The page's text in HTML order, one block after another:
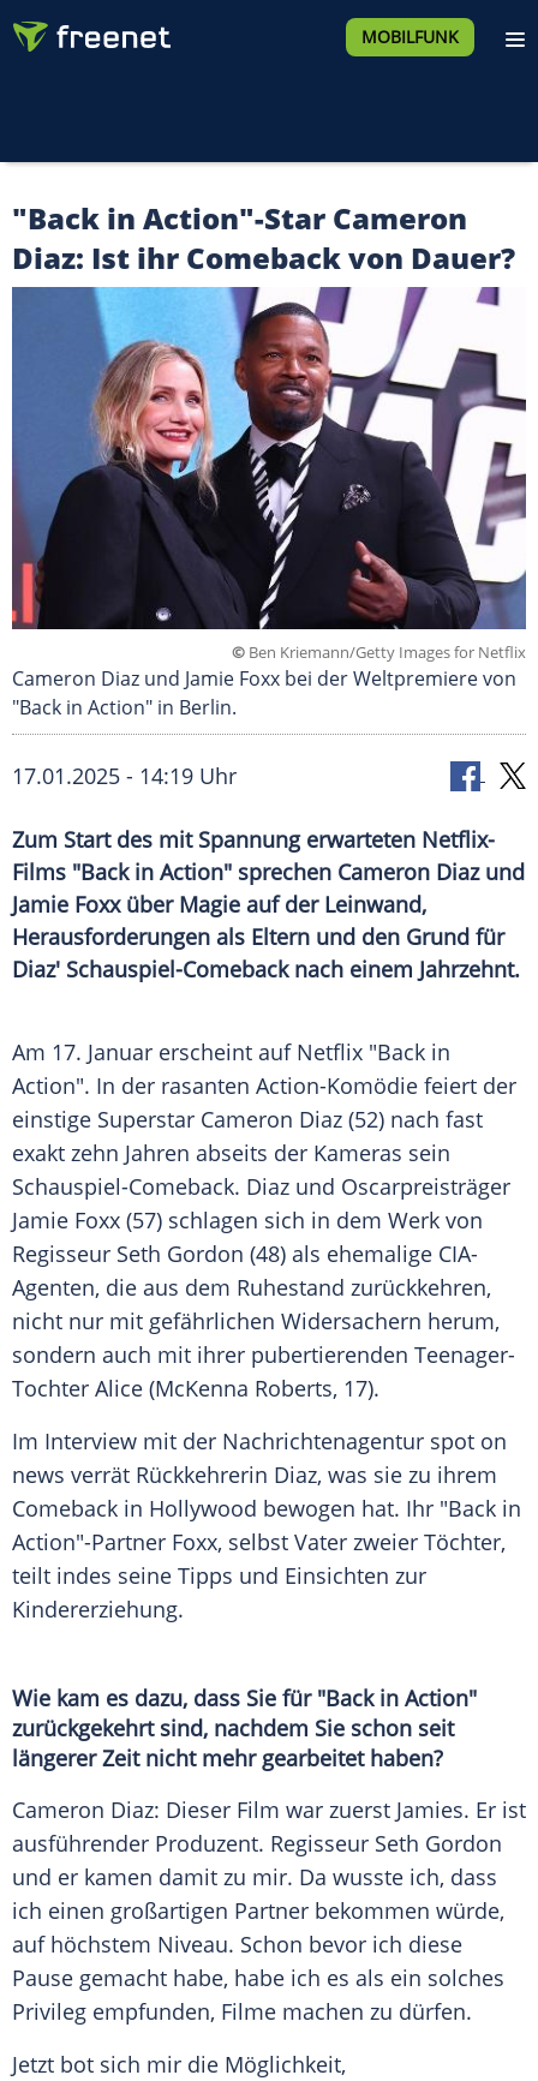
MOBILFUNK
"Back in Action"-Star Cameron
Diaz: Ist ihr Comeback von Dauer?
© Ben Kriemann/Getty Images for Netflix
Cameron Diaz und Jamie Foxx bei der Weltpremiere von
"Back in Action" in Berlin.
17.01.2025 - 14:19 Uhr
Zum Start des mit Spannung erwarteten Netflix-
Films "Back in Action" sprechen Cameron Diaz und
Jamie Foxx über Magie auf der Leinwand,
Herausforderungen als Eltern und den Grund für
Diaz' Schauspiel-Comeback nach einem Jahrzehnt.
Am 17. Januar erscheint auf Netflix "Back in
Action". In der rasanten Action-Komödie feiert der
einstige Superstar Cameron Diaz (52) nach fast
exakt zehn Jahren abseits der Kameras sein
Schauspiel-Comeback. Diaz und Oscarpreisträger
Jamie Foxx (57) schlagen sich in dem Werk von
Regisseur Seth Gordon (48) als ehemalige CIA-
Agenten, die aus dem Ruhestand zurückkehren,
nicht nur mit gefährlichen Widersachern herum,
sondern auch mit ihrer pubertierenden Teenager-
Tochter Alice (McKenna Roberts, 17).
Im Interview mit der Nachrichtenagentur spot on
news verrät Rückkehrerin Diaz, was sie zu ihrem
Comeback in Hollywood bewogen hat. Ihr "Back in
Action"-Partner Foxx, selbst Vater zweier Töchter,
teilt indes seine Tipps und Einsichten zur
Kindererziehung.
Wie kam es dazu, dass Sie für "Back in Action"
zurückgekehrt sind, nachdem Sie schon seit
längerer Zeit nicht mehr gearbeitet haben?
Cameron Diaz: Dieser Film war zuerst Jamies. Er ist
ausführender Produzent. Regisseur Seth Gordon
und er kamen damit zu mir. Da wusste ich, dass
ich einen großartigen Partner bekommen würde,
auf höchstem Niveau. Schon bevor ich diese
Pause gemacht habe, habe ich es als ein solches
Privileg empfunden, Filme machen zu dürfen.
Jetzt bot sich mir die Möglichkeit,